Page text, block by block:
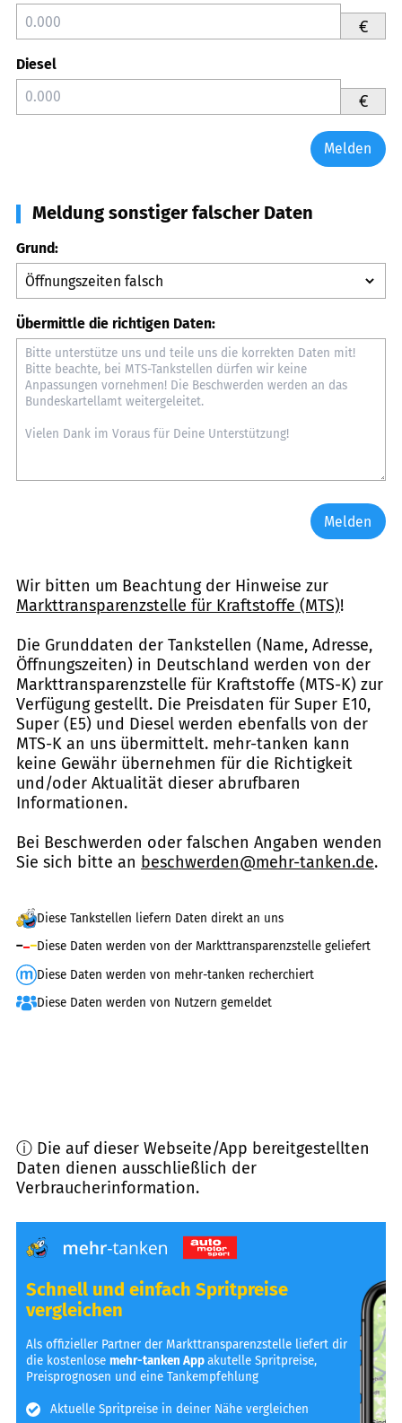
€
Diesel
€
Melden
Meldung sonstiger falscher Daten
Grund:
Übermittle die richtigen Daten:
Melden
Wir bitten um Beachtung der Hinweise zur
Markttransparenzstelle für Kraftstoffe (MTS)!
Die Grunddaten der Tankstellen (Name, Adresse,
Öffnungszeiten) in Deutschland werden von der
Markttransparenzstelle für Kraftstoffe (MTS-K) zur
Verfügung gestellt. Die Preisdaten für Super E10,
Super (E5) und Diesel werden ebenfalls von der
MTS-K an uns übermittelt. mehr-tanken kann
keine Gewähr übernehmen für die Richtigkeit
und/oder Aktualität dieser abrufbaren
Informationen.
Bei Beschwerden oder falschen Angaben wenden
Sie sich bitte an beschwerden@mehr-tanken.de.
Diese Tankstellen liefern Daten direkt an uns
Diese Daten werden von der Markttransparenzstelle geliefert
Diese Daten werden von mehr-tanken recherchiert
Diese Daten werden von Nutzern gemeldet
ⓘ Die auf dieser Webseite/App bereitgestellten
Daten dienen ausschließlich der
Verbraucherinformation.
Schnell und einfach Spritpreise
vergleichen
Als offizieller Partner der Markttransparenzstelle liefert dir
die kostenlosemehr-tanken Appakutelle Spritpreise,
Preisprognosen und eine Tankempfehlung
Aktuelle Spritpreise in deiner Nähe vergleichen